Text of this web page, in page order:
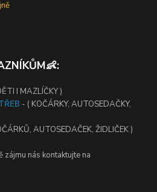
I MAZLÍČKY )
- ( KOČÁRKY, AUTOSEDAČKY,
AUTOSEDAČEK, ŽIDLIČEK )
nás kontaktujte na